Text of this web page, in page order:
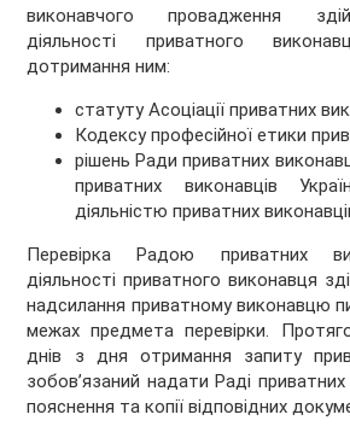
виконавчого провадження
діяльності приватного
дотримання ним:
статуту Асоціації приватних
Кодексу професійної етики
рішень Ради приватних
приватних виконавців
діяльністю приватних
Перевірка Радою приватних
діяльності приватного виконавця
надсилання приватному виконавцю
межах предмета перевірки.
днів з дня отримання запиту
зобов’язаний надати Раді приватних
пояснення та копії відповідних